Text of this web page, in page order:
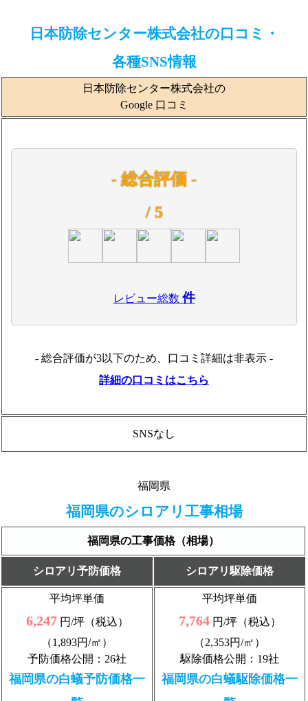
日本防除センター株式会社の口コミ・
各種SNS情報
日本防除センター株式会社の
Google 口コミ
- 総合評価 -
/ 5
レビュー総数 件
- 総合評価が3以下のため、口コミ詳細は非表示 -
詳細の口コミはこちら
SNSなし
福岡県
福岡県のシロアリ工事相場
福岡県の工事価格（相場）
シロアリ予防価格 シロアリ駆除価格
平均坪単価
6,247円/坪（税込）
（1,893円/㎡）
予防価格公開：26社
福岡県の白蟻予防価格一
平均坪単価
7,764円/坪（税込）
（2,353円/㎡）
駆除価格公開：19社
福岡県の白蟻駆除価格一